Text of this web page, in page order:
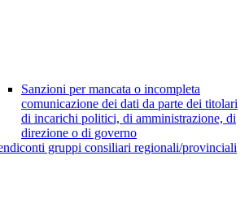
Sanzioni per mancata o incompleta
comunicazione dei dati da parte dei titolari
di incarichi politici, di amministrazione, di
direzione o di governo
gruppi consiliari regionali/provinciali